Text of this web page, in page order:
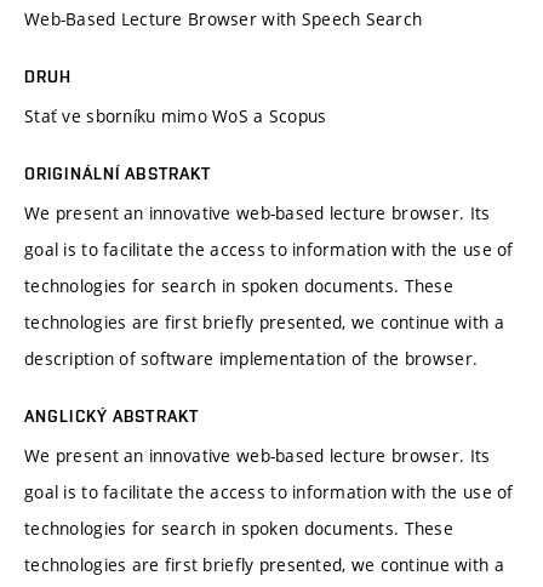
Web-Based Lecture Browser with Speech Search
DRUH
Stať ve sborníku mimo WoS a Scopus
ORIGINÁLNÍ ABSTRAKT
We present an innovative web-based lecture browser. Its
goal is to facilitate the access to information with the use of
technologies for search in spoken documents. These
technologies are first briefly presented, we continue with a
description of software implementation of the browser.
ANGLICKÝ ABSTRAKT
We present an innovative web-based lecture browser. Its
goal is to facilitate the access to information with the use of
technologies for search in spoken documents. These
technologies are first briefly presented, we continue with a